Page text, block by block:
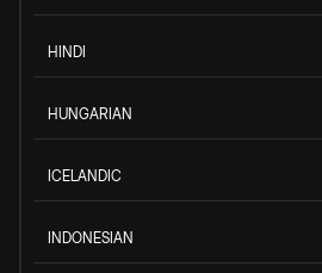
HINDI
HUNGARIAN
ICELANDIC
INDONESIAN